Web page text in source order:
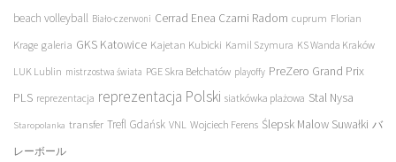
beach volleyball Biało-czerwoni Cerrad Enea Czarni Radom cuprum Florian
Krage galeria GKS Katowice Kajetan Kubicki Kamil Szymura KS Wanda Kraków
LUK Lublin mistrzostwa świata PGE Skra Bełchatów playoffy PreZero Grand Prix
PLS reprezentacja reprezentacja Polski siatkówka plażowa Stal Nysa
Staropolanka transfer Trefl Gdańsk VNL Wojciech Ferens Ślepsk Malow Suwałki バ
レーボール